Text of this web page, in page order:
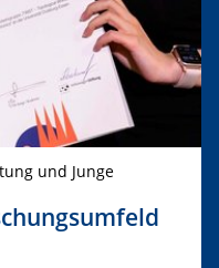
und Junge